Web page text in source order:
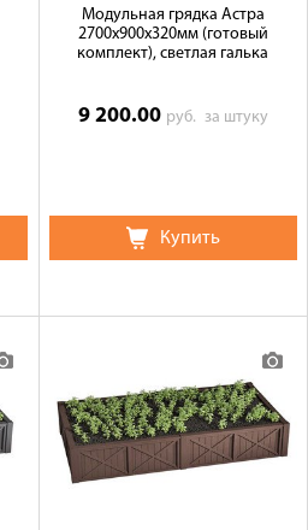
Модульная грядка Астра
2700x900x320мм (готовый
комплект), светлая галька
9 200.00 руб. за штуку
Купить